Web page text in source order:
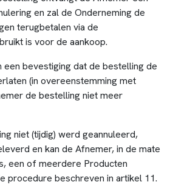
en zal de Onderneming de
terugbetalen via de
is voor de aankoop.
een bevestiging dat de bestelling de
(in overeenstemming met
de bestelling niet meer
niet (tijdig) werd geannuleerd,
en kan de Afnemer, in de mate
een of meerdere Producten
procedure beschreven in artikel 11.